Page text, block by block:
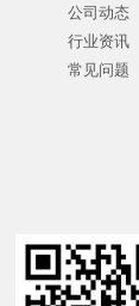
公司动态
行业资讯
常见问题